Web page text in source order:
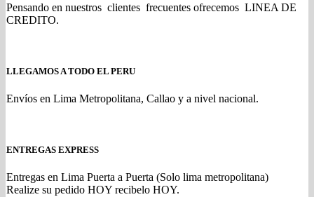
Pensando en nuestros clientes frecuentes ofrecemos LINEA DE
CREDITO.
LLEGAMOS A TODO EL PERU
Envíos en Lima Metropolitana, Callao y a nivel nacional.
ENTREGAS EXPRESS
Entregas en Lima Puerta a Puerta (Solo lima metropolitana)
Realize su pedido HOY recibelo HOY.